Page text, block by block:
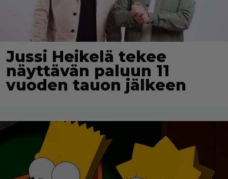
Jussi Heikelä tekee
näyttävän paluun 11
vuoden tauon jälkeen